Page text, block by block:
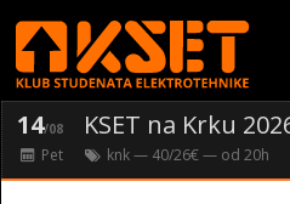
14/08 KSET na Krku
Pet knk— 40/26€ — od 20h